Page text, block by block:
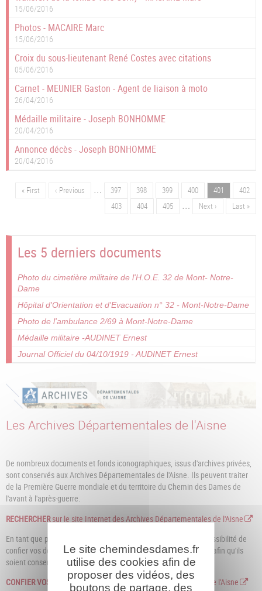
15/06/2016
Photos - MACAIRE Marc
15/06/2016
Croix du sous-lieutenant René Costes avec citations
05/06/2016
Carnet - MEUNIER Gaston - Agent de liaison à moto
26/04/2016
Médaille militaire - Joseph BONHOMME
20/04/2016
Annonce décès - Joseph BONHOMME
20/04/2016
Pagination
Première
« First
Page
‹ Previous … Page
397 Page
398 Page
399 Page
400 Page
401 Page
402
Page
403 Page
404 Page
405 …
Page
Next ›
Dernière
Last »
Les 5 derniers documents
Photo du cimetière militaire de l'H.O.E. 32 de Mont- Notre-
Dame
Hôpital d'Orientation et d'Evacuation n° 32 - Mont-Notre-Dame
Photo de l'ambulance 2/69 à Mont-Notre-Dame
Médaille militaire -AUDINET Ernest
Journal Officiel du 04/10/1919 - AUDINET Ernest
Les Archives Départementales de l'Aisne
De nombreux documents et fonds iconographiques, issus d'archives privées,
sont conservés aux Archives Départementales de l'Aisne. Ils peuvent traiter
de la Première Guerre mondiale et du territoire du Chemin des Dames de
l'avant à l'après-guerre.
RECHERCHERsur le site Internet des Archives Départementales de l'Aisne
En tant que particulier, association ou entreprise vous avez la possibilité de
confier vos documents aux Archives départementales de l'Aisne afin qu'ils
soient conservés dans des conditions optimales et inventoriées.
CONFIER VOS DOCUMENTS
aux Archives Départementales de l'Aisne
Le site chemindesdames.fr
utilise des cookies afin de
proposer des vidéos, des
boutons de partage, des